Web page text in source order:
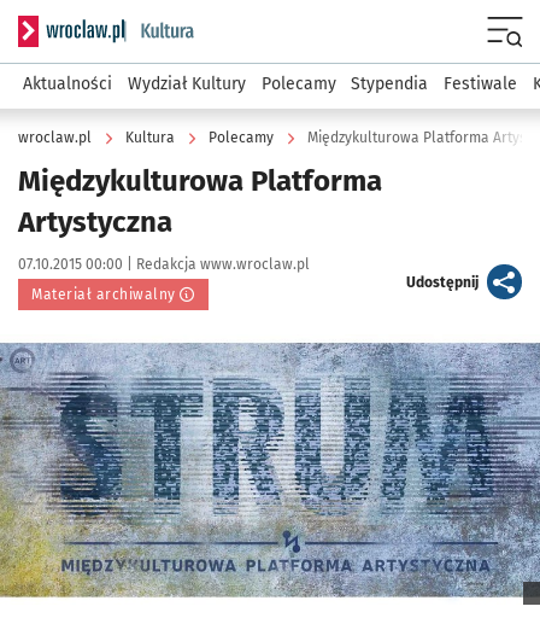
Serwis informacyjny wroclaw.pl podserwis: Kultura
Aktualności Wydział Kultury Polecamy Stypendia Festiwale
wroclaw.pl Kultura Polecamy Międzykulturowa Platforma
Międzykulturowa Platforma
Artystyczna
Data publikacji:
07.10.2015 00:00 | Autor:
Redakcja www.wroclaw.pl
Materiał archiwalny
Udostępnijartykuł
Kliknij, aby powiększyć